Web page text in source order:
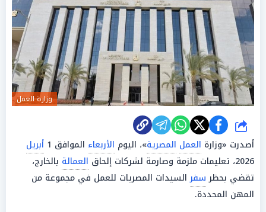
وزارة العمل
شارك
أصدرت «وزارة العمل المصرية»، اليوم الأربعاء الموافق 1
أبريل
2026، تعليمات ملزمة وصارمة لشركات إلحاق
العمالة بالخارج،
تقضي بحظرسفرالسيدات المصريات للعمل في مجموعة من
المهن المحددة.